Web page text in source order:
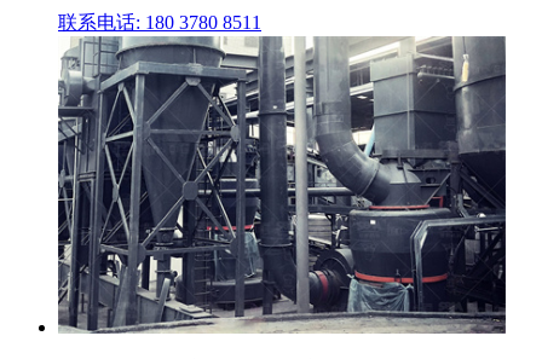
联系电话: 180 3780 8511